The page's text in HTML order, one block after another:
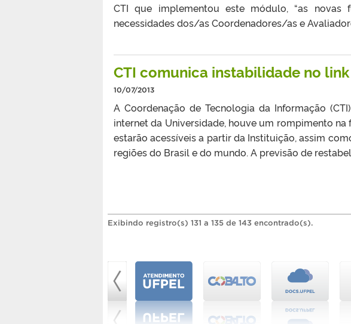
CTI que implementou este módulo, “as novas
necessidades dos/as Coordenadores/as e
CTI comunica instabilidade no
10/07/2013
A Coordenação de Tecnologia da Informação
internet da Universidade, houve um rompimento
estarão acessíveis a partir da Instituição, assim
regiões do Brasil e do mundo. A previsão de
Exibindo registro(s) 131 a 135 de 143 encontrado(s).